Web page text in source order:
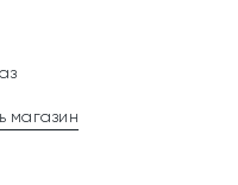
магазин